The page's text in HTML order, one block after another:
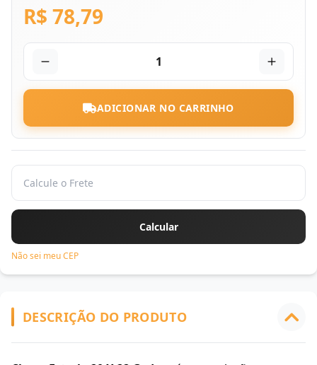
R$ 78,79
1
ADICIONAR NO CARRINHO
Não sei meu CEP
DESCRIÇÃO DO PRODUTO